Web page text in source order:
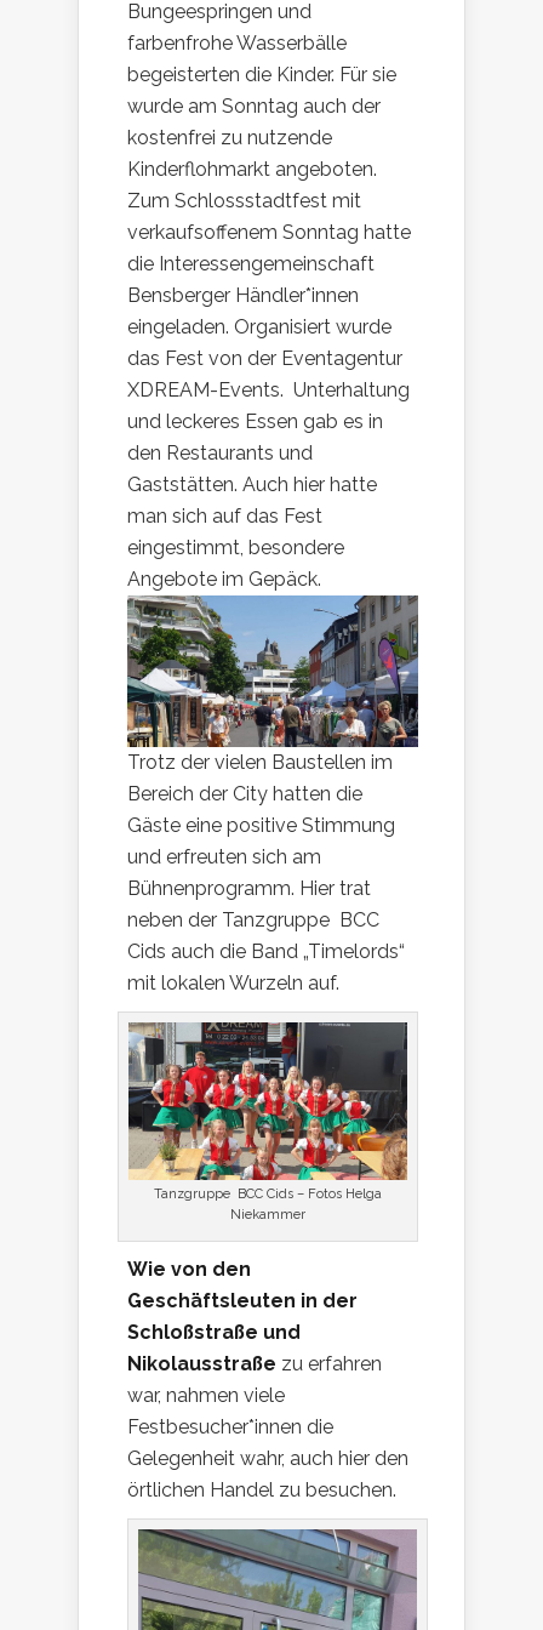
Bungeespringen und
farbenfrohe Wasserbälle
begeisterten die Kinder. Für sie
wurde am Sonntag auch der
kostenfrei zu nutzende
Kinderflohmarkt angeboten.
Zum Schlossstadtfest mit
verkaufsoffenem Sonntag hatte
die Interessengemeinschaft
Bensberger Händler*innen
eingeladen. Organisiert wurde
das Fest von der Eventagentur
XDREAM-Events. Unterhaltung
und leckeres Essen gab es in
den Restaurants und
Gaststätten. Auch hier hatte
man sich auf das Fest
eingestimmt, besondere
Angebote im Gepäck.
Trotz der vielen Baustellen im
Bereich der City hatten die
Gäste eine positive Stimmung
und erfreuten sich am
Bühnenprogramm. Hier trat
neben der Tanzgruppe BCC
Cids auch die Band „Timelords“
mit lokalen Wurzeln auf.
Tanzgruppe BCC Cids – Fotos Helga
Niekammer
Wie von den
Geschäftsleuten in der
Schloßstraße und
Nikolausstraße zu erfahren
war, nahmen viele
Festbesucher*innen die
Gelegenheit wahr, auch hier den
örtlichen Handel zu besuchen.